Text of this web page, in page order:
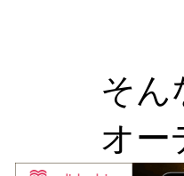
そん
オー